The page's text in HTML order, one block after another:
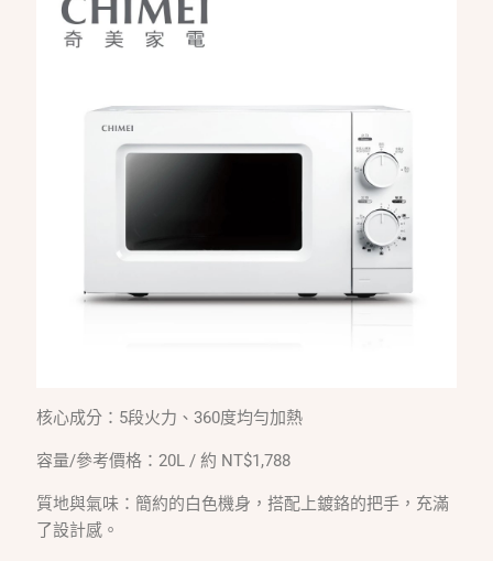
核心成分：5段火力、360度均勻加熱
容量/參考價格：20L / 約 NT$1,788
質地與氣味：簡約的白色機身，搭配上鍍鉻的把手，充滿
了設計感。